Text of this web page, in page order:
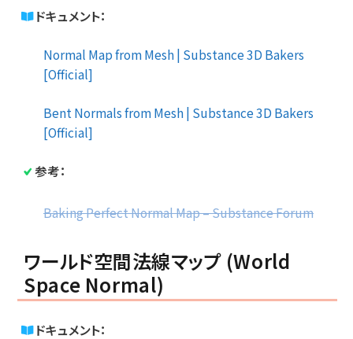
ドキュメント：
Normal Map from Mesh | Substance 3D Bakers
[Official]
Bent Normals from Mesh | Substance 3D Bakers
[Official]
参考：
Baking Perfect Normal Map – Substance Forum
ワールド空間法線マップ (World
Space Normal)
ドキュメント：